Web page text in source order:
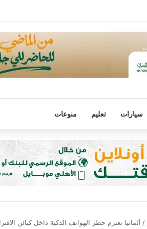
سيارات تعليم منوعات
/ ألمانيا تعتزم حظر الهواتف الذكية داخل كبائن